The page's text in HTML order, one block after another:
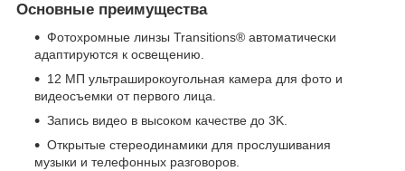
Основные преимущества
Фотохромные линзы Transitions® автоматически
адаптируются к освещению.
12 МП ультраширокоугольная камера для фото и
видеосъемки от первого лица.
Запись видео в высоком качестве до 3K.
Открытые стереодинамики для прослушивания
музыки и телефонных разговоров.